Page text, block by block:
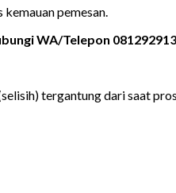
pemesan.
WA/Telepon
tergantung dari saat